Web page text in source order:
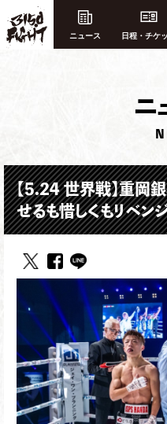
ニュース 日程・チケ
ニ
【5.24 世界戦】重岡
せるも惜しくもリベン